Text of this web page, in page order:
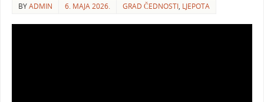
BYADMIN 6. MAJA 2026. GRAD ČEDNOSTI, LJEPOTA